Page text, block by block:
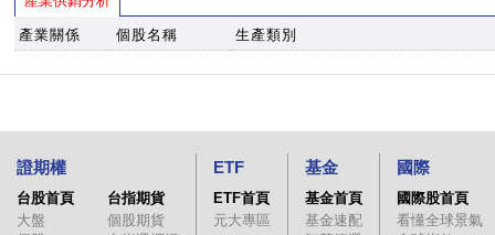
產業關係 個股名稱 生產類別
證期權
台股首頁
大盤
台指期貨
個股期貨
ETF
ETF首頁
元大專區
基金
基金首頁
基金速配
國際
國際股首頁
看懂全球景氣